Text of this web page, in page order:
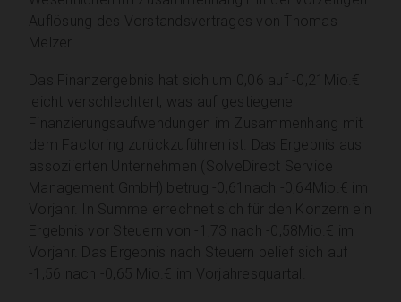
Auflösung des Vorstandsvertrages von Thomas
Melzer.
Das Finanzergebnis hat sich um 0,06 auf -0,21Mio.€
leicht verschlechtert, was auf gestiegene
Finanzierungsaufwendungen im Zusammenhang mit
dem Factoring zurückzuführen ist. Das Ergebnis aus
assoziierten Unternehmen (SolveDirect Service
Management GmbH) betrug -0,61nach -0,64Mio.€ im
Vorjahr. In Summe errechnet sich für den Konzern ein
Ergebnis vor Steuern von -1,73 nach -0,58Mio.€ im
Vorjahr. Das Ergebnis nach Steuern belief sich auf
-1,56 nach -0,65 Mio.€ im Vorjahresquartal.